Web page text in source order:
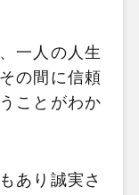
一人の人生
の間に信頼
ことがわか
あり誠実さ